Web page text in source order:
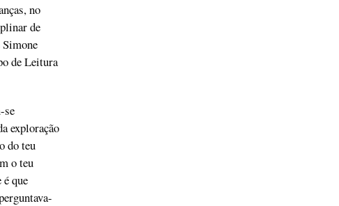
no
de
de Leitura
se
exploração
do teu
o teu
que